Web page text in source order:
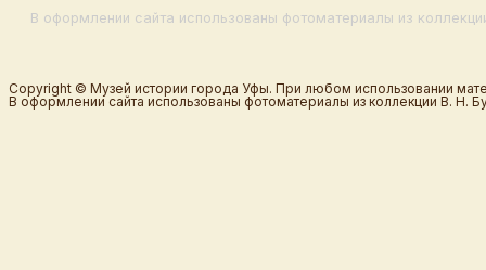
В оформлении сайта использованы фотоматериалы из
Copyright © Музей истории города Уфы. При любом использовании
В оформлении сайта использованы фотоматериалы из коллекции В. Н.